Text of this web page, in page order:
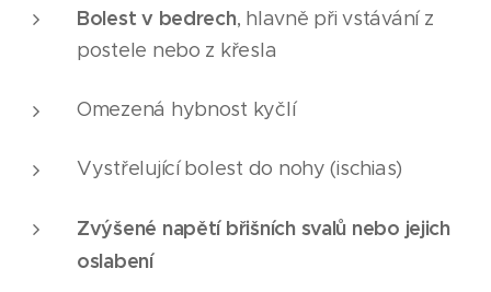
Bolest v bedrech, hlavně při vstávání z
postele nebo z křesla
Omezená hybnost kyčlí
Vystřelující bolest do nohy (ischias)
Zvýšené napětí břišních svalů nebo jejich
oslabení